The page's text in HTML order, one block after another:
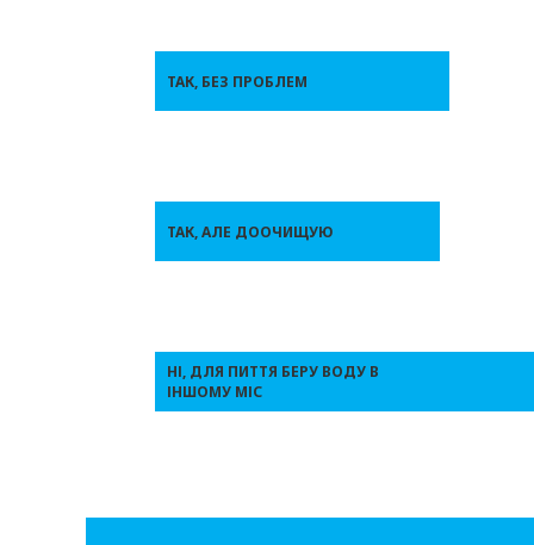
ТАК, БЕЗ ПРОБЛЕМ
ТАК, АЛЕ ДООЧИЩУЮ
НІ, ДЛЯ ПИТТЯ БЕРУ ВОДУ В
ІНШОМУ МІС